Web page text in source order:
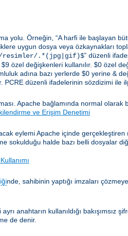
yolu. Örneğin, “A harfi ile başlayan
uygun dosya veya özkaynakları
resimler/.*(jpg|gif)$” düzenli
özel değişkenleri kullanılır. $0 özel
adına bazı yerlerde $0 yerine &
PCRE düzenli ifadelerinin sözdizimi ile
Apache bağlamında normal olarak
ve Erişim Denetimi
eylemi Apache içinde
sokulduğu halde bazı belli dosyalar
nde, sahibinin yaptığı imzaları
anahtarın kullanıldığı
de denir.